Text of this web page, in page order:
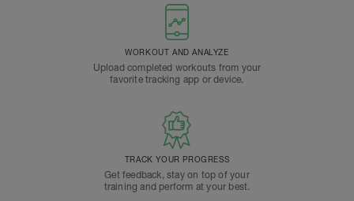
WORKOUT AND ANALYZE
Upload completed workouts from your
favorite tracking app or device.
TRACK YOUR PROGRESS
Get feedback, stay on top of your
training and perform at your best.